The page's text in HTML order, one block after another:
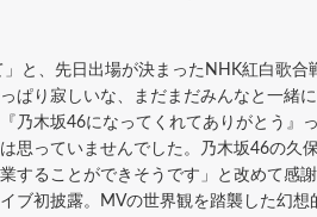
と、先日出場が決まったNHK紅白歌
り寂しいな、まだまだみんなと一緒
乃木坂46になってくれてありがとう』
思っていませんでした。乃木坂46の久
することができそうです」と改めて感
ブ初披露。MVの世界観を踏襲した幻